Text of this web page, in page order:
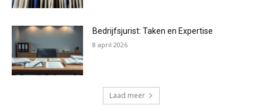
Bedrijfsjurist: Taken en Expertise
8 april 2026
Laad meer